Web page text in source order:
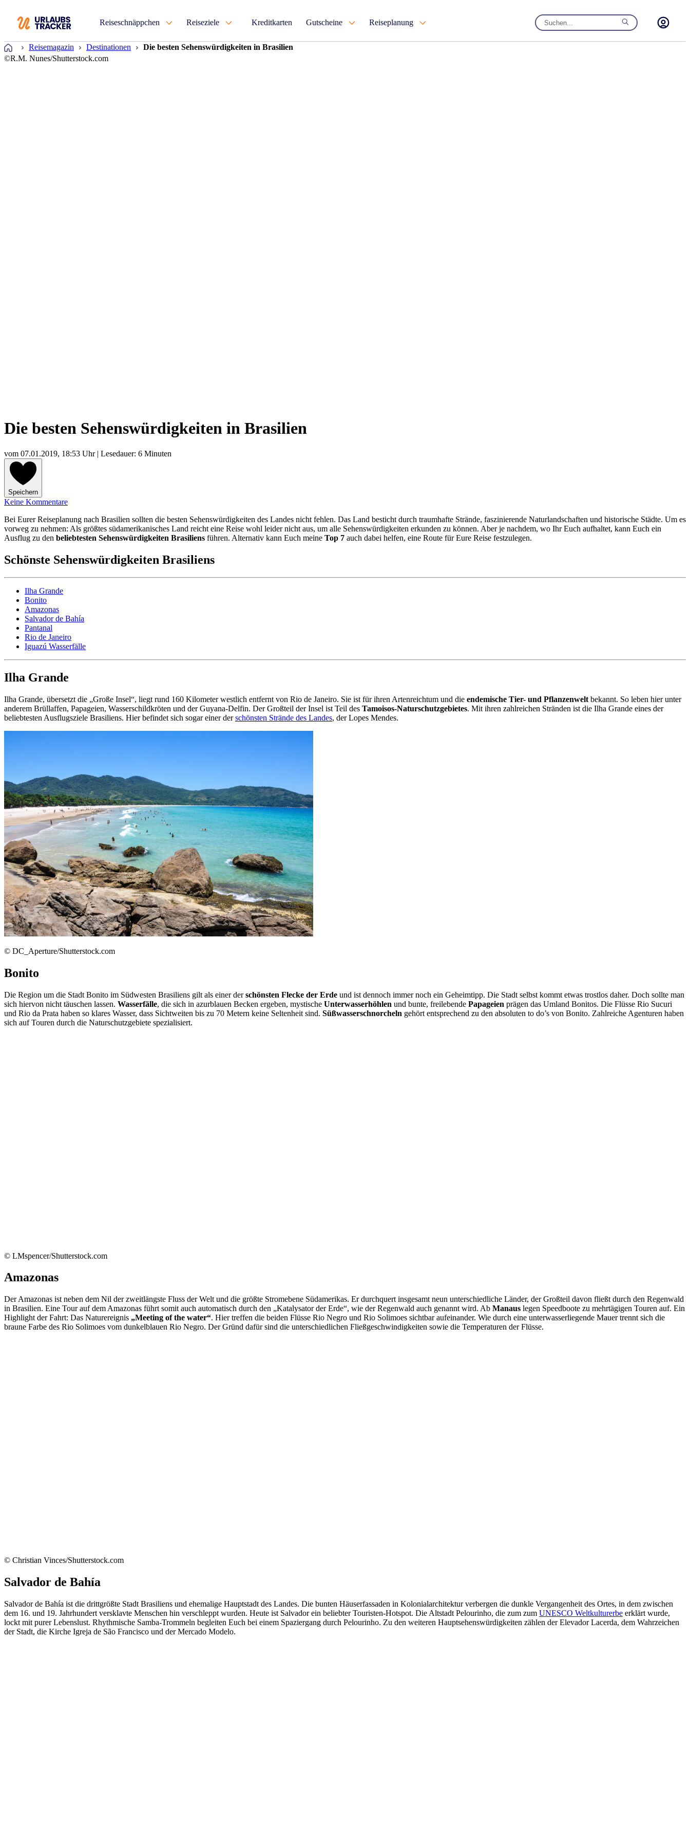
Reiseschnäppchen Reiseziele Kreditkarten Gutscheine Reiseplanung
Startseite
Reisemagazin Destinationen
Die besten Sehenswürdigkeiten in Brasilien
©R.M. Nunes/Shutterstock.com
Die besten Sehenswürdigkeiten in Brasilien
vom 07.01.2019, 18:53 Uhr| Lesedauer: 6 Minuten
Speichern
Keine Kommentare
Bei Eurer Reiseplanung nach Brasilien sollten die besten Sehenswürdigkeiten des Landes nicht fehlen. Das Land besticht durch traumhafte Strände, faszinierende Naturlandschaften und historische Städte. Um es
vorweg zu nehmen: Als größtes südamerikanisches Land reicht eine Reise wohl leider nicht aus, um alle Sehenswürdigkeiten erkunden zu können. Aber je nachdem, wo Ihr Euch aufhaltet, kann Euch ein
Ausflug zu den beliebtesten Sehenswürdigkeiten Brasiliens führen. Alternativ kann Euch meine Top 7 auch dabei helfen, eine Route für Eure Reise festzulegen.
Schönste Sehenswürdigkeiten Brasiliens
Ilha Grande
Bonito
Amazonas
Salvador de Bahía
Pantanal
Rio de Janeiro
Iguazú Wasserfälle
Ilha Grande
Ilha Grande, übersetzt die „Große Insel“, liegt rund 160 Kilometer westlich entfernt von Rio de Janeiro. Sie ist für ihren Artenreichtum und die endemische Tier- und Pflanzenwelt bekannt. So leben hier unter
anderem Brüllaffen, Papageien, Wasserschildkröten und der Guyana-Delfin. Der Großteil der Insel ist Teil des Tamoisos-Naturschutzgebietes. Mit ihren zahlreichen Stränden ist die Ilha Grande eines der
beliebtesten Ausflugsziele Brasiliens. Hier befindet sich sogar einer derschönsten Strände des Landes, der Lopes Mendes.
© DC_Aperture/Shutterstock.com
Bonito
Die Region um die Stadt Bonito im Südwesten Brasiliens gilt als einer derschönsten Flecke der Erde und ist dennoch immer noch ein Geheimtipp. Die Stadt selbst kommt etwas trostlos daher. Doch sollte man
sich hiervon nicht täuschen lassen. Wasserfälle, die sich in azurblauen Becken ergeben, mystische Unterwasserhöhlen und bunte, freilebende Papageien prägen das Umland Bonitos. Die Flüsse Rio Sucuri
und Rio da Prata haben so klares Wasser, dass Sichtweiten bis zu 70 Metern keine Seltenheit sind. Süßwasserschnorcheln gehört entsprechend zu den absoluten to do’s von Bonito. Zahlreiche Agenturen haben
sich auf Touren durch die Naturschutzgebiete spezialisiert.
© LMspencer/Shutterstock.com
Amazonas
Der Amazonas ist neben dem Nil der zweitlängste Fluss der Welt und die größte Stromebene Südamerikas. Er durchquert insgesamt neun unterschiedliche Länder, der Großteil davon fließt durch den Regenwald
in Brasilien. Eine Tour auf dem Amazonas führt somit auch automatisch durch den „Katalysator der Erde“, wie der Regenwald auch genannt wird. Ab Manaus legen Speedboote zu mehrtägigen Touren auf. Ein
Highlight der Fahrt: Das Naturereignis „Meeting of the water“. Hier treffen die beiden Flüsse Rio Negro und Rio Solimoes sichtbar aufeinander. Wie durch eine unterwasserliegende Mauer trennt sich die
braune Farbe des Rio Solimoes vom dunkelblauen Rio Negro. Der Gründ dafür sind die unterschiedlichen Fließgeschwindigkeiten sowie die Temperaturen der Flüsse.
© Christian Vinces/Shutterstock.com
Salvador de Bahía
Salvador de Bahía ist die drittgrößte Stadt Brasiliens und ehemalige Hauptstadt des Landes. Die bunten Häuserfassaden in Kolonialarchitektur verbergen die dunkle Vergangenheit des Ortes, in dem zwischen
dem 16. und 19. Jahrhundert versklavte Menschen hin verschleppt wurden. Heute ist Salvador ein beliebter Touristen-Hotspot. Die Altstadt Pelourinho, die zum zum UNESCO Weltkulturerbe erklärt wurde,
lockt mit purer Lebenslust. Rhythmische Samba-Trommeln begleiten Euch bei einem Spaziergang durch Pelourinho. Zu den weiteren Hauptsehenswürdigkeiten zählen der Elevador Lacerda, dem Wahrzeichen
der Stadt, die Kirche Igreja de São Francisco und der Mercado Modelo.